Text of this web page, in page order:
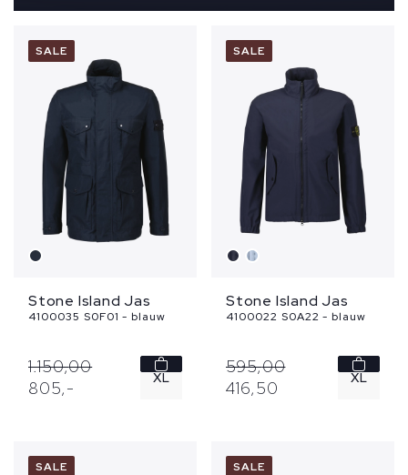
SALE
Stone Island Jas
4100035 S0F01 - blauw
1.150,00
805,- XL
SALE
Stone Island Jas
4100022 S0A22 - blauw
595,00
416,50 XL
SALE SALE